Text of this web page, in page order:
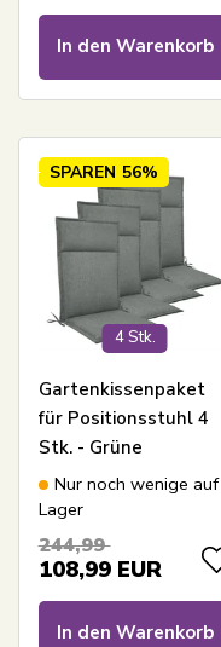
In den Warenkorb
4 Stk.
SPAREN 56%
Gartenkissenpaket
für Positionsstuhl 4
Stk. - Grüne
Universal-Kissen mit 5
cm Schaumfüllung -
Guter Komfortschaum
& UV-geschützter
Home Kissen
Nur noch wenige auf
Lager
244,99
108,99 EUR
In den Warenkorb